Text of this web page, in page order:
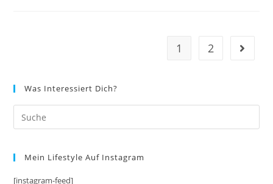
1 2 Gehe
Was Interessiert Dich?
Mein Lifestyle Auf Instagram
[instagram-feed]